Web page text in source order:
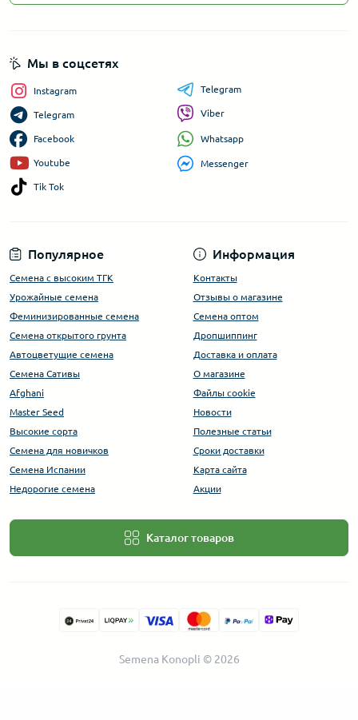
Популярное
Семена с высоким ТГК
Урожайные семена
Феминизированные семена
Семена открытого грунта
Автоцветущие семена
Семена Сативы
Afghani
Master Seed
Высокие сорта
Cемена для новичков
Семена Испании
Недорогие семена
Информация
Контакты
Отзывы о магазине
Семена оптом
Дропшиппинг
Доставка и оплата
О магазине
Файлы cookie
Новости
Полезные статьи
Сроки доставки
Карта сайта
Акции
Каталог товаров
Мы в соцсетях
Instagram
Telegram
Facebook
Youtube
Tik Tok
Telegram
Viber
Whatsapp
Messenger
Semena Konopli © 2026